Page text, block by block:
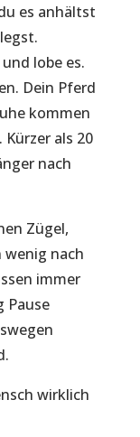
es anhältst
lobe es.
Dein Pferd
kommen
als 20
nach
Zügel,
nach
immer
Pause
wirklich